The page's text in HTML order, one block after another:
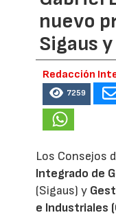
nuevo
Sigaus
Redacción
7259
Los Consejos
Integrado de
(Sigaus) y
e Industriales